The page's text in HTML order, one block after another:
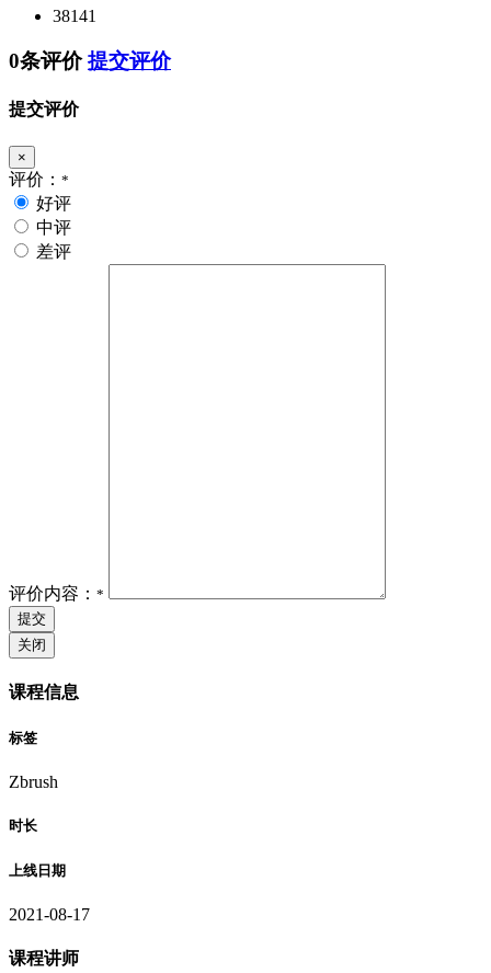
38141
0条评价 提交评价
提交评价
×
评价： *
好评
中评
差评
评价内容： *
提交
关闭
课程信息
标签
Zbrush
时长
上线日期
2021-08-17
课程讲师